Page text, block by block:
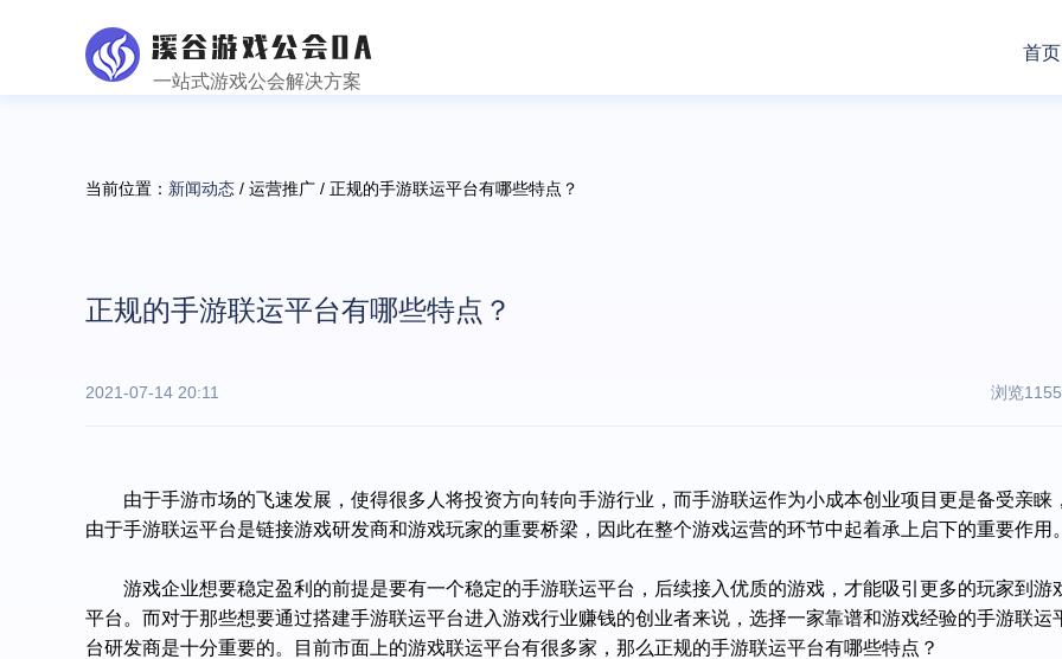
一站式游戏公会解决方案
首页
当前位置： 新闻动态 / 运营推广 / 正规的手游联运平台有哪些特点？
正规的手游联运平台有哪些特点？
2021-07-14 20:11 浏览
由于手游市场的飞速发展，使得很多人将投资方向转向手游行业，而手游联运作为小成本创业项目更是备受亲睐
由于手游联运平台是链接游戏研发商和游戏玩家的重要桥梁，因此在整个游戏运营的环节中起着承上启下的重要作用
游戏企业想要稳定盈利的前提是要有一个稳定的手游联运平台，后续接入优质的游戏，才能吸引更多的玩家到游
平台。而对于那些想要通过搭建手游联运平台进入游戏行业赚钱的创业者来说，选择一家靠谱和游戏经验的手游联运
台研发商是十分重要的。目前市面上的游戏联运平台有很多家，那么正规的手游联运平台有哪些特点？